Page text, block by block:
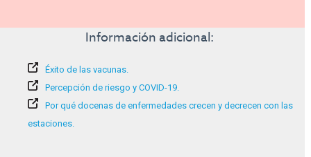
Información adicional:
Éxito de las vacunas.
Percepción de riesgo y COVID-19.
Por qué docenas de enfermedades crecen y decrecen con las
estaciones.